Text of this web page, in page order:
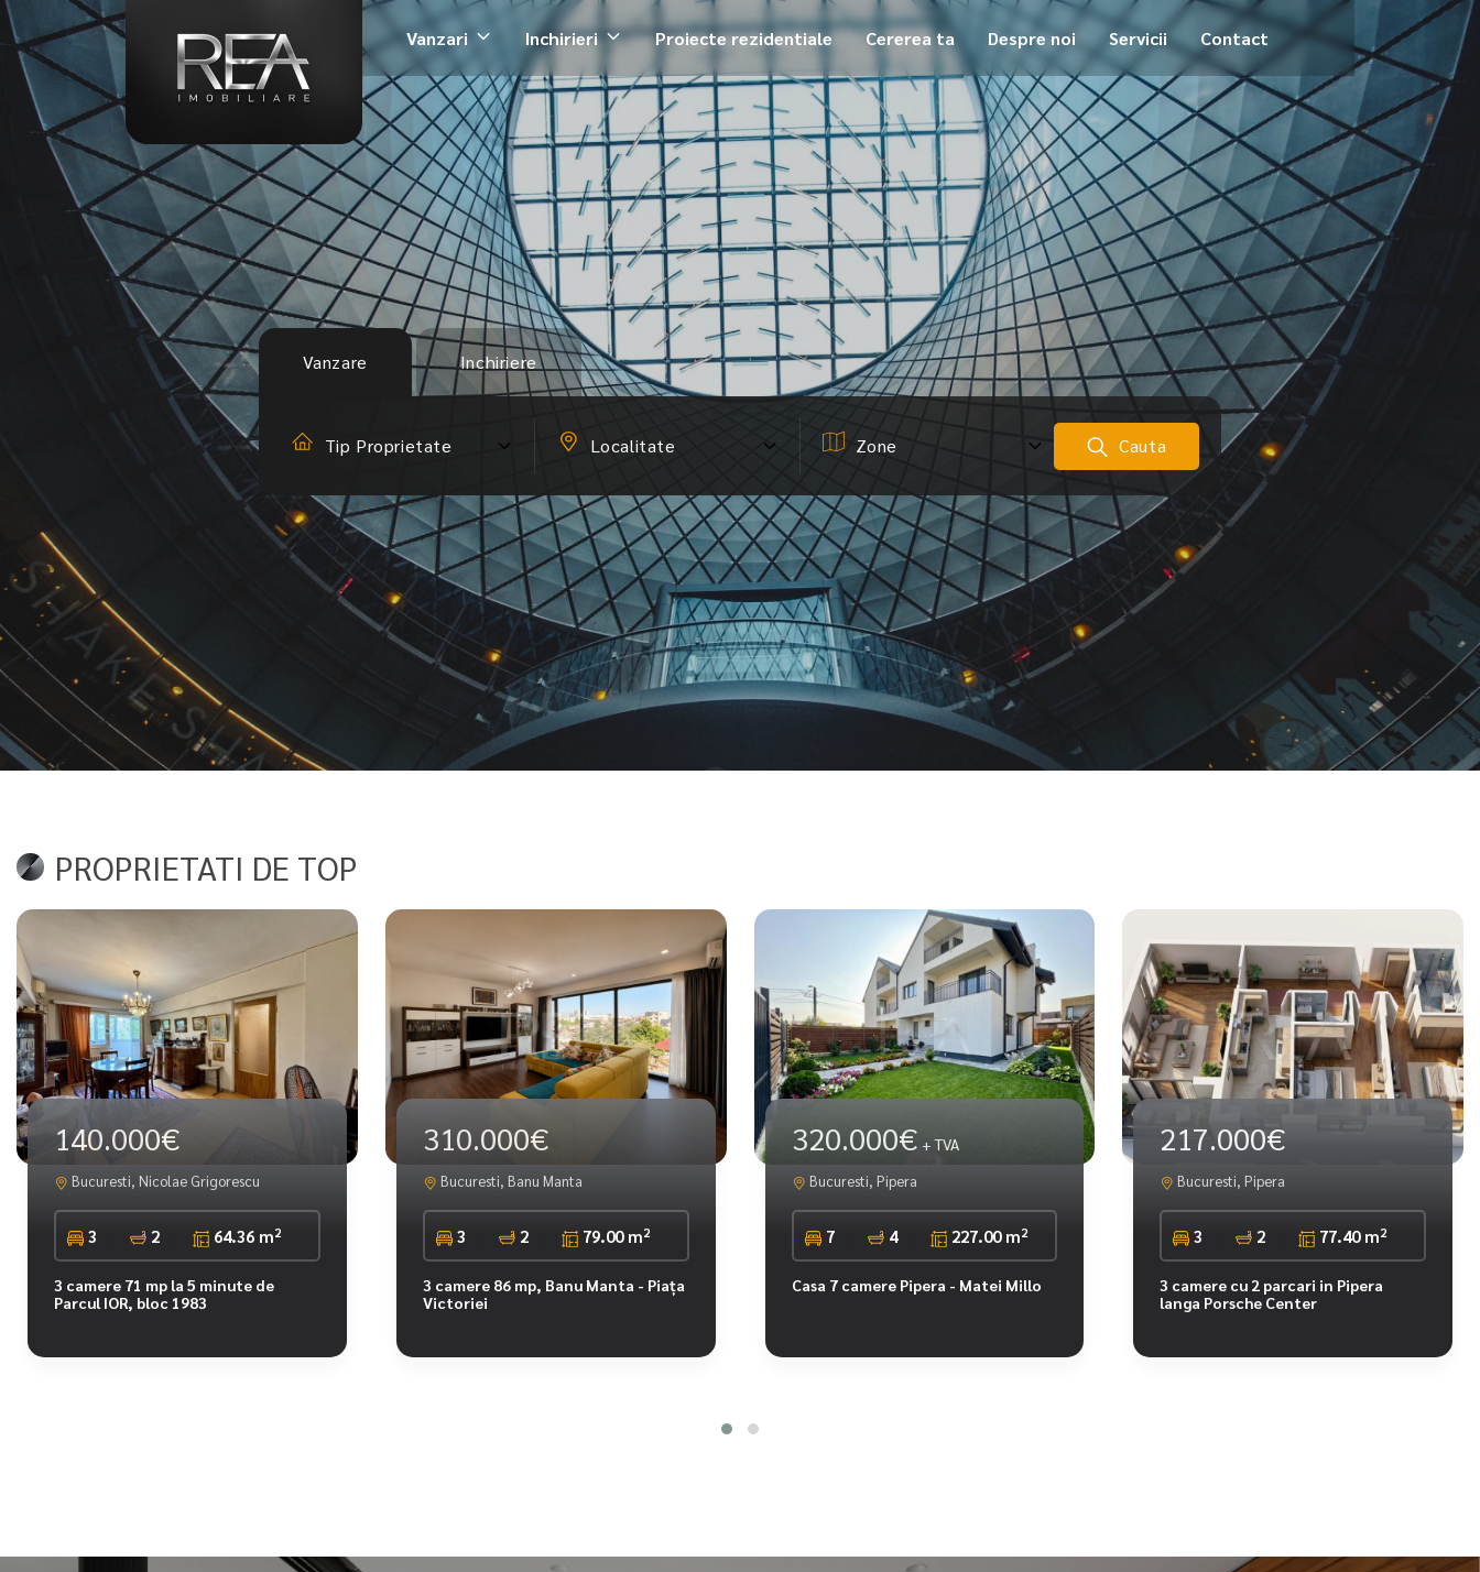
Vanzari Inchirieri Proiecte rezidentiale Cererea ta Despre noi Servicii Contact
Vanzare Inchiriere
Tip Proprietate Localitate Zone Cauta
PROPRIETATI DE TOP
140.000€
Bucuresti, Nicolae Grigorescu
3 2 64.36 m2
3 camere 71 mp la 5 minute de
Parcul IOR, bloc 1983
310.000€
Bucuresti, Banu Manta
3 2 79.00 m2
3 camere 86 mp, Banu Manta - Piața
Victoriei
320.000€ + TVA
Bucuresti, Pipera
7 4 227.00 m2
Casa 7 camere Pipera - Matei Millo
217.000€
Bucuresti, Pipera
3 2 77.40 m2
3 camere cu 2 parcari in Pipera
langa Porsche Center